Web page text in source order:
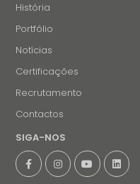
História
Portfólio
Notícias
Certificações
Recrutamento
Contactos
SIGA-NOS